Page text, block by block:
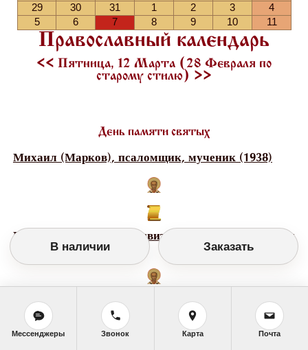
29
30 31 1 2 3
4
5
6 7 8 9 10 11
Православный календарь
<< Пятница, 12 Марта (28 Февраля по
старому стилю) >>
День памяти святых
Михаил (Марков), псаломщик, мученик (1938)
Петр (Успенский), пресвитер, священномученник
Прокопий Декаполит, преподобный (ок. 750)
В наличии Заказать
Мессенджеры Звонок Карта Почта